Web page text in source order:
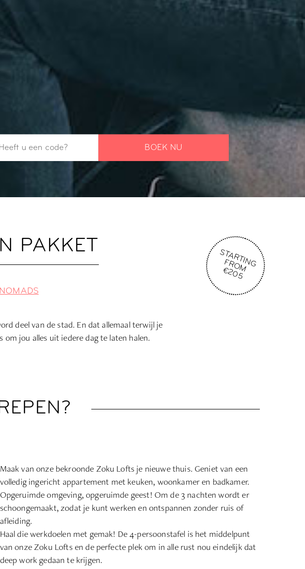
BOEK NU
STARTING
FROM
€205
PAKKET
deel van de stad. En dat allemaal terwijl je
jou alles uit iedere dag te laten halen.
Maak van onze bekroonde Zoku Lofts je nieuwe thuis. Geniet van een
volledig ingericht appartement met keuken, woonkamer en badkamer.
Opgeruimde omgeving, opgeruimde geest! Om de 3 nachten wordt er
schoongemaakt, zodat je kunt werken en ontspannen zonder ruis of
afleiding.
Haal die werkdoelen met gemak! De 4-persoonstafel is het middelpunt
van onze Zoku Lofts en de perfecte plek om in alle rust nou eindelijk dat
deep work gedaan te krijgen.